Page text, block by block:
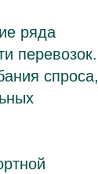
ряда
перевозок.
спроса,